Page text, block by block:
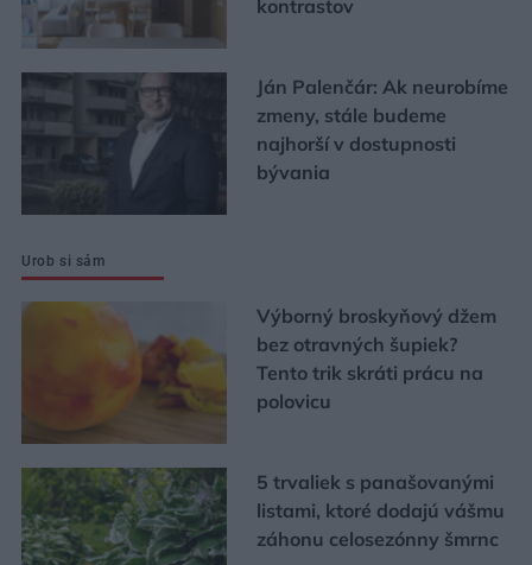
kontrastov
Ján Palenčár: Ak neurobíme
zmeny, stále budeme
najhorší v dostupnosti
bývania
Urob si sám
Výborný broskyňový džem
bez otravných šupiek?
Tento trik skráti prácu na
polovicu
5 trvaliek s panašovanými
listami, ktoré dodajú vášmu
záhonu celosezónny šmrnc